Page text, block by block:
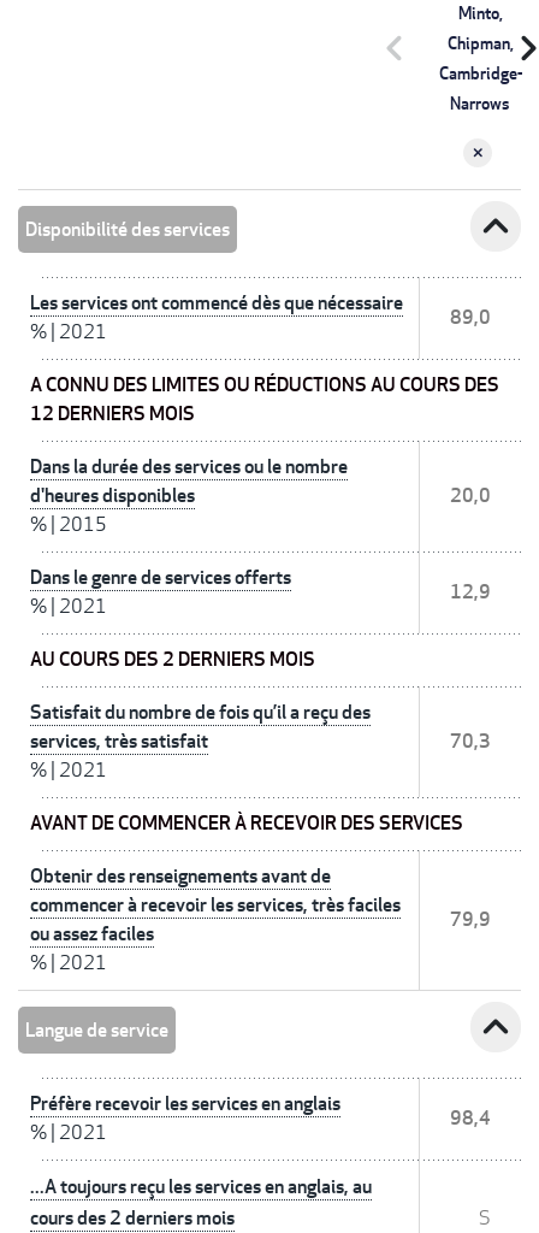
Minto,
Chipman,
Cambridge-
Narrows
chevron_left
Disponibilité des services expand_less
Les services ont commencé dès que nécessaire
% 2021
89,0
A CONNU DES LIMITES OU RÉDUCTIONS AU COURS DES
12 DERNIERS MOIS
Dans la durée des services ou le nombre
d'heures disponibles
% 2015
20,0
Dans le genre de services offerts
% 2021
12,9
AU COURS DES 2 DERNIERS MOIS
Satisfait du nombre de fois qu’il a reçu des
services, très satisfait
% 2021
70,3
AVANT DE COMMENCER À RECEVOIR DES SERVICES
Obtenir des renseignements avant de
commencer à recevoir les services, très faciles
ou assez faciles
% 2021
79,9
Langue de service expand_less
Préfère recevoir les services en anglais
% 2021
98,4
...A toujours reçu les services en anglais, au
cours des 2 derniers mois
S